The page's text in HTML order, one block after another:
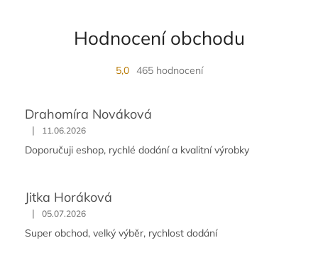
Hodnocení obchodu
5,0 465 hodnocení
Drahomíra Nováková
| 11.06.2026
Doporučuji eshop, rychlé dodání a kvalitní výrobky
Jitka Horáková
| 05.07.2026
Super obchod, velký výběr, rychlost dodání